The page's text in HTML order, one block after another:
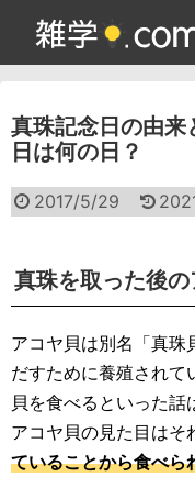
真珠記念日の由来
日は何の日？
2017/5/29
真珠を取った後
アコヤ貝は別名「真珠
だすために養殖されて
貝を食べるといった話
アコヤ貝の見た目はそ
ていることから食べら
雑学クイズ問題集
面白い雑学
ためになる雑学
食べ物雑学
動物雑学
歴史雑学